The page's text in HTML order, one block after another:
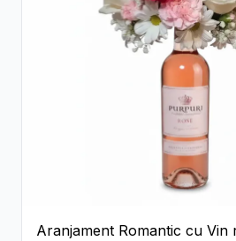
Aranjament Romantic cu Vin